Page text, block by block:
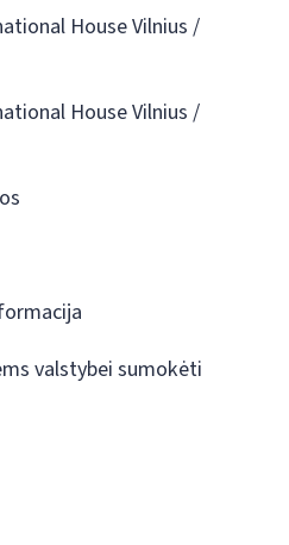
House Vilnius /
House Vilnius /
valstybei sumokėti